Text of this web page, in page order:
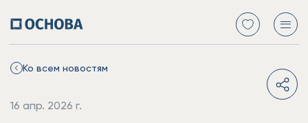
Ко всем новостям
16 апр. 2026 г.